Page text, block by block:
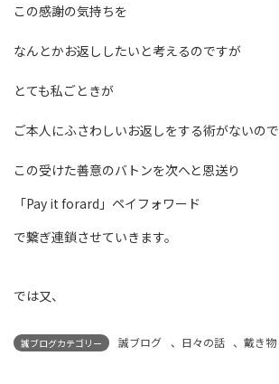
この感謝の気持ちを
なんとかお返ししたいと考えるのですが
とても私ごときが
ご本人にふさわしいお返しをする術がないので
この受けた善意のバトンを次へと恩送り
「Pay it forard」ペイフォワード
で繋ぎ連鎖させていきます。
では又、
誠ブログカテゴリー 誠ブログ 、 日々の話 、戴き物